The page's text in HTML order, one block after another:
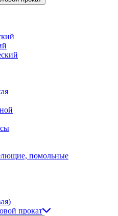
помольные
прокат